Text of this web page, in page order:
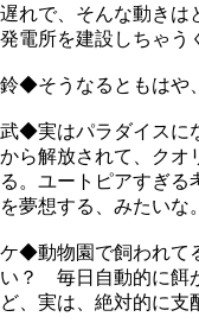
遅れで、そんな動きは
発電所を建設しちゃう
鈴◆そうなるともはや
武◆実はパラダイスに
から解放されて、クオ
る。ユートピアすぎる
を夢想する、みたいな。
ケ◆動物園で飼われて
い？ 毎日自動的に餌
ど、実は、絶対的に支